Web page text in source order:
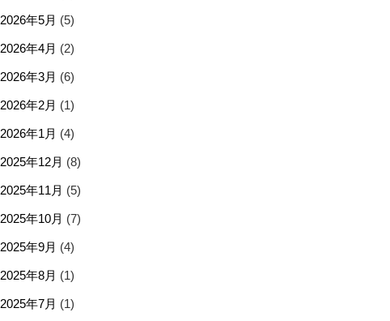
2026年5月 (5)
2026年4月 (2)
2026年3月 (6)
2026年2月 (1)
2026年1月 (4)
2025年12月 (8)
2025年11月 (5)
2025年10月 (7)
2025年9月 (4)
2025年8月 (1)
2025年7月 (1)